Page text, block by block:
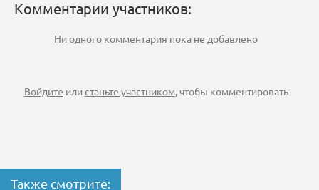
Комментарии участников:
Ни одного комментария пока не добавлено
Войдите илистаньте участником, чтобы комментировать
Также смотрите: